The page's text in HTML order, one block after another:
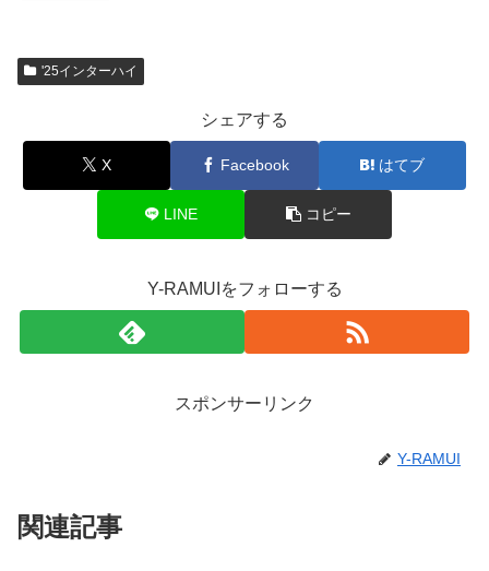
'25インターハイ
シェアする
X Facebook はてブ
LINE コピー
Y-RAMUIをフォローする
スポンサーリンク
Y-RAMUI
関連記事